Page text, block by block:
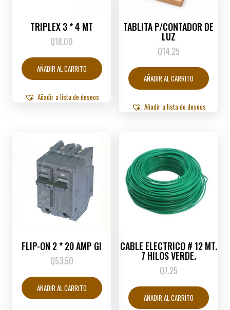
TRIPLEX 3 * 4 MT
Q18.00
AÑADIR AL CARRITO
Añadir a lista de deseos
TABLITA P/CONTADOR DE
LUZ
Q14.25
AÑADIR AL CARRITO
Añadir a lista de deseos
FLIP-ON 2 * 20 AMP GI
Q53.50
AÑADIR AL CARRITO
CABLE ELECTRICO # 12 MT.
7 HILOS VERDE.
Q7.25
AÑADIR AL CARRITO